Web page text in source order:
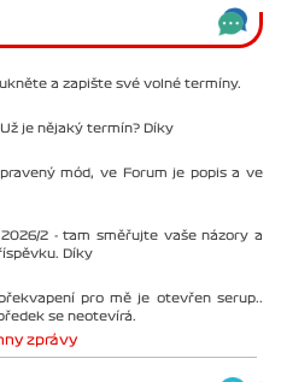
a zapište své volné termíny.
je nějaký termín? Díky
mód, ve Forum je popis a ve
2 - tam směřujte vaše názory a
Díky
pro mě je otevřen serup..
se neotevírá.
zprávy